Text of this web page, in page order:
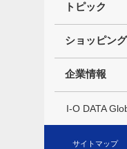
トピック
ショッピング
企業情報
I-O DATA
サイトマップ